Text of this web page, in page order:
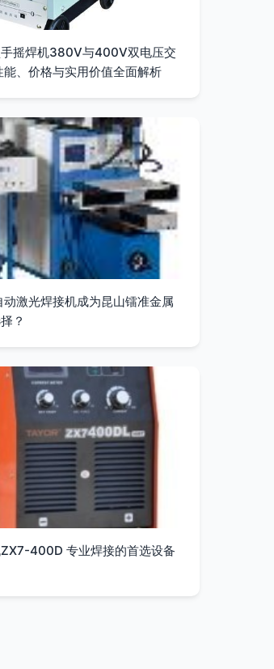
摇焊机380V与400V双电压交
、价格与实用价值全面解析
激光焊接机成为昆山镭准金属
？
400D 专业焊接的首选设备